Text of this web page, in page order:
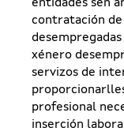
entidades sen
contratación
xénero
servizos de
profesional
inserción